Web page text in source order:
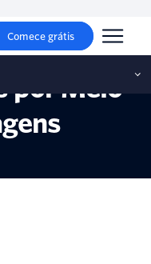
Comece grátis
Digital
por Meio